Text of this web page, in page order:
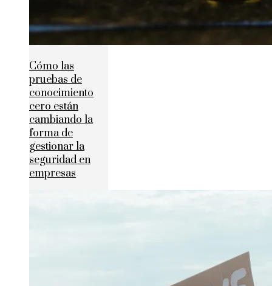
Cómo las
pruebas de
conocimiento
cero están
cambiando la
forma de
gestionar la
seguridad en
empresas